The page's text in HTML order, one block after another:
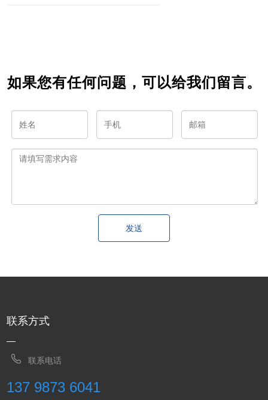
如果您有任何问题，可以给我们留言。
发送
联系方式
联系电话
137 9873 6041